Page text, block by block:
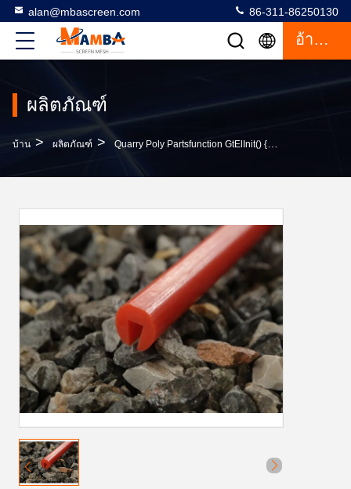
alan@mbascreen.com 86-311-86250130
อ้างอิง
ผลิตภัณฑ์
บ้าน > ผลิตภัณฑ์ > Quarry Poly Partsfunction GtElInit() {var Lib = New Google.translate.TranslateService();lib.translat